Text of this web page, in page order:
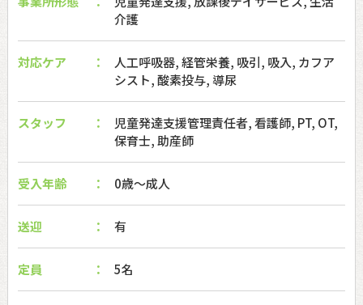
介護
対応ケア
人工呼吸器, 経管栄養, 吸引, 吸入, カフア
シスト, 酸素投与, 導尿
スタッフ
児童発達支援管理責任者, 看護師, PT, OT,
保育士, 助産師
受入年齢 0歳～成人
送迎 有
定員 5名